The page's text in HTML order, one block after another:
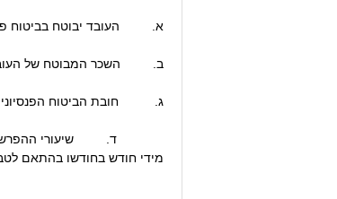
א. העובד יבוטח בביטוח פנסיוני,
ב. השכר המבוטח של העובד
ג. חובת הביטוח הפנסיוני
ד. שיעורי ההפרשות
מידי חודש בחודשו בהתאם